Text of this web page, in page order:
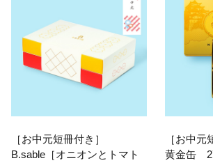
［お中元短冊付き］
B.sable［オニオンとトマト
［お中元
黄金缶